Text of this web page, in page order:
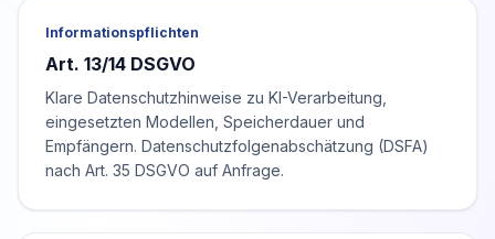
Informationspflichten
Art. 13/14 DSGVO
Klare Datenschutzhinweise zu KI-Verarbeitung,
eingesetzten Modellen, Speicherdauer und
Empfängern. Datenschutzfolgenabschätzung (DSFA)
nach Art. 35 DSGVO auf Anfrage.